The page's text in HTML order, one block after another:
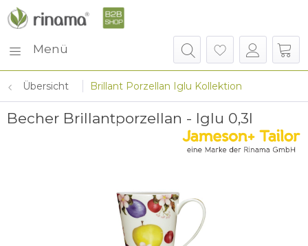
Menü
Übersicht Brillant Porzellan Iglu Kollektion
Becher Brillantporzellan - Iglu 0,3l